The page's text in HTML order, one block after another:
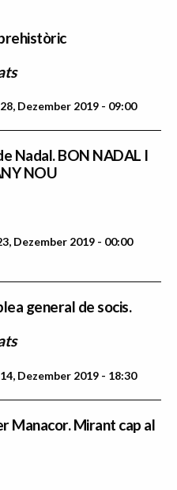
Dezember 2019 - 09:00
Nadal. BON NADAL I
NOU
Dezember 2019 - 00:00
general de socis.
Dezember 2019 - 18:30
Manacor. Mirant cap al